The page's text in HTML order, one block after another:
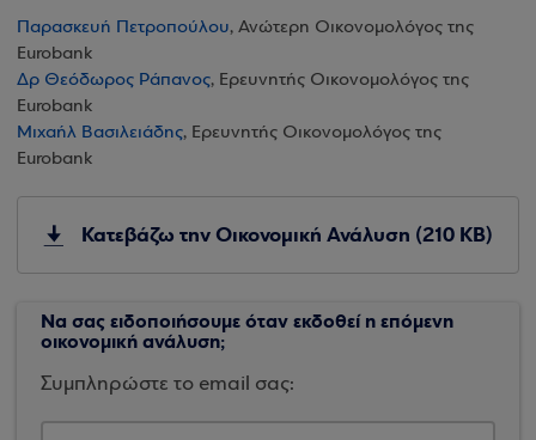
Παρασκευή Πετροπούλου, Ανώτερη Οικονομολόγος της
Eurobank
Δρ Θεόδωρος Ράπανος, Ερευνητής Οικονομολόγος της
Eurobank
Μιχαήλ Βασιλειάδης, Ερευνητής Οικονομολόγος της
Eurobank
Κατεβάζω την Οικονομική Ανάλυση (210 KB)
Να σας ειδοποιήσουμε όταν εκδοθεί η επόμενη
οικονομική ανάλυση;
Συμπληρώστε το email σας: